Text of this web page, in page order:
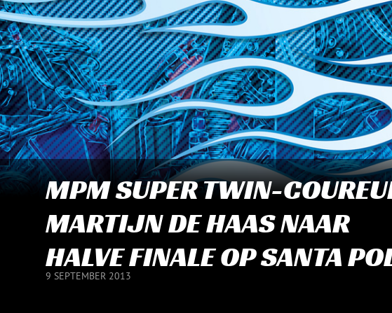
MPM SUPER TWIN-
MARTIJN DE HAAS NAAR
HALVE FINALE OP SANTA
9 SEPTEMBER 2013